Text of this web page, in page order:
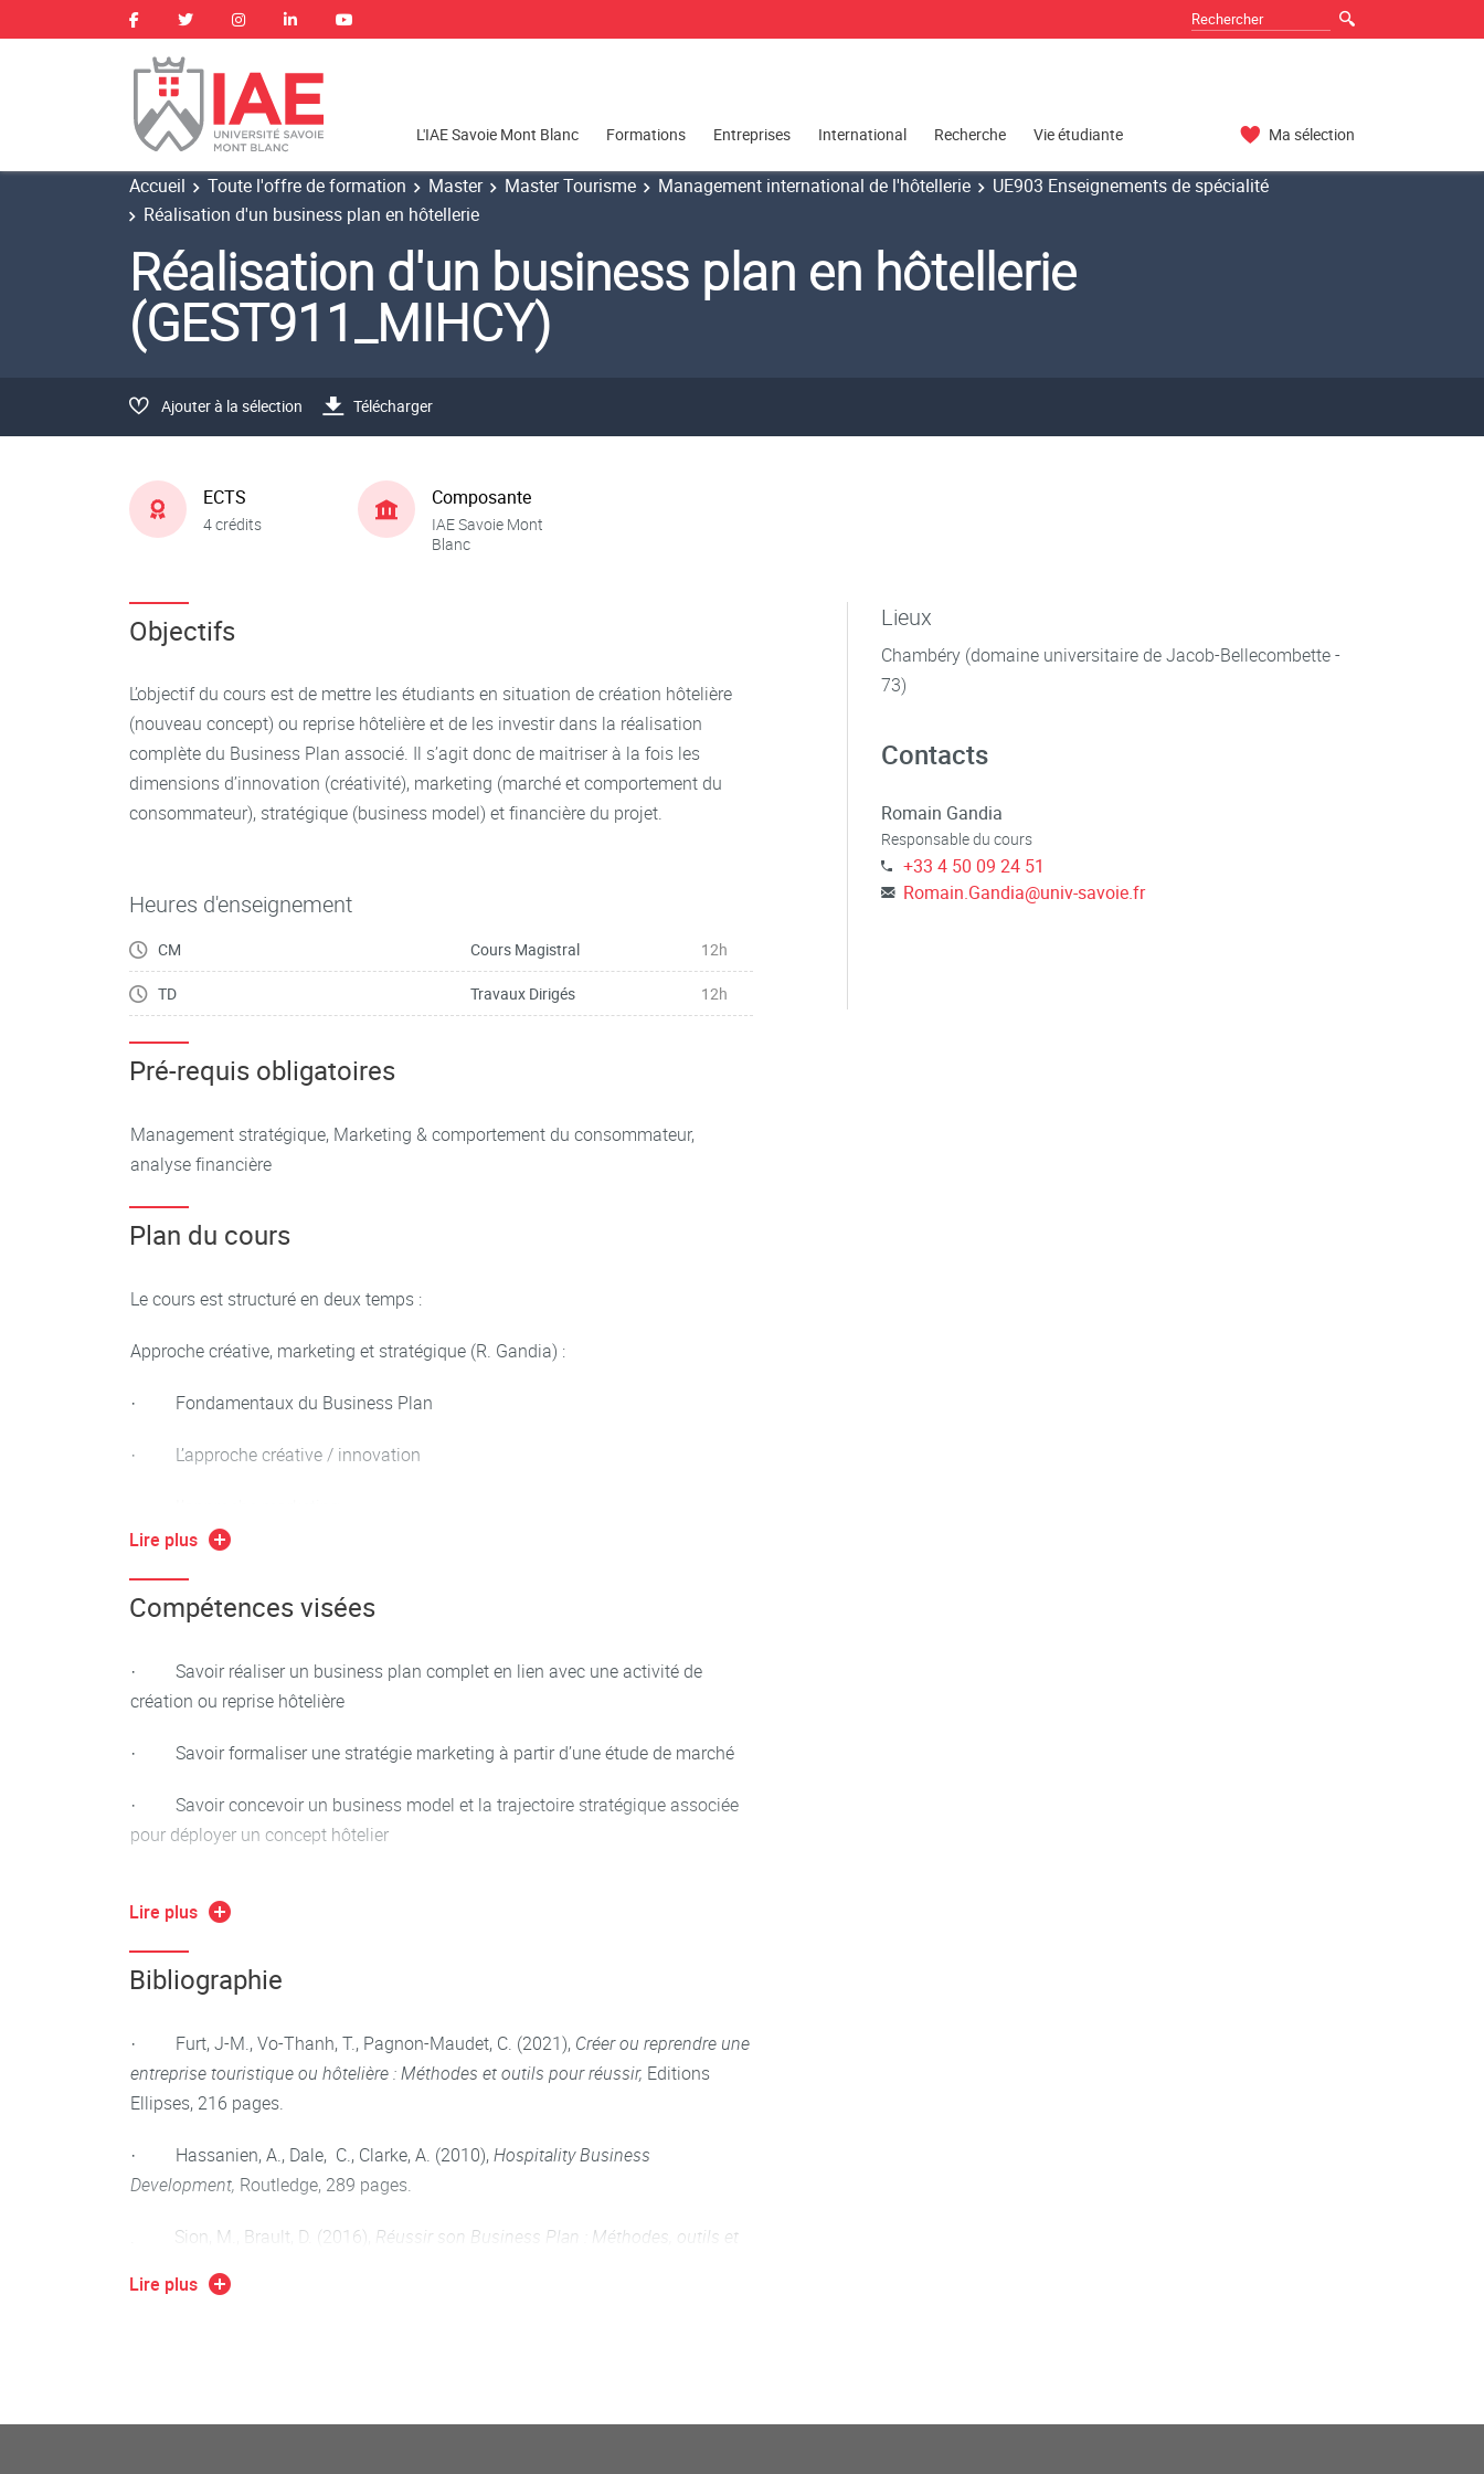
L'IAE Savoie Mont Blanc Formations Entreprises International Recherche Vie étudiante Ma sélection
Accueil Toute l'offre de formation Master Master Tourisme Management international de l'hôtellerie
UE903 Enseignements de spécialité
Réalisation d'un business plan en hôtellerie
Réalisation d'un business plan en hôtellerie
(GEST911_MIHCY)
Ajouter à la sélection Télécharger
ECTS
4 crédits
Composante
IAE Savoie Mont
Blanc
Objectifs
L’objectif du cours est de mettre les étudiants en situation de création hôtelière
(nouveau concept) ou reprise hôtelière et de les investir dans la réalisation
complète du Business Plan associé. Il s’agit donc de maitriser à la fois les
dimensions d’innovation (créativité), marketing (marché et comportement du
consommateur), stratégique (business model) et financière du projet.
Heures d'enseignement
CM Cours Magistral 12h
TD Travaux Dirigés 12h
Pré-requis obligatoires
Management stratégique, Marketing & comportement du consommateur,
analyse financière
Plan du cours
Le cours est structuré en deux temps :
Approche créative, marketing et stratégique (R. Gandia) :
· Fondamentaux du Business Plan
· L’approche créative / innovation
· L’approche stratégique
Lire plus
Compétences visées
· Savoir réaliser un business plan complet en lien avec une activité de
création ou reprise hôtelière
· Savoir formaliser une stratégie marketing à partir d’une étude de marché
· Savoir concevoir un business model et la trajectoire stratégique associée
pour déployer un concept hôtelier
financièrement le projet de création ou reprise hôtelière
Lire plus
Bibliographie
· Furt, J-M., Vo-Thanh, T., Pagnon-Maudet, C. (2021), Créer ou reprendre une
entreprise touristique ou hôtelière : Méthodes et outils pour réussir, Editions
Ellipses, 216 pages.
· Hassanien, A., Dale, C., Clarke, A. (2010), Hospitality Business
Development, Routledge, 289 pages.
. Sion, M., Brault, D. (2016), Réussir son Business Plan : Méthodes, outils et
Lire plus
Lieux
Chambéry (domaine universitaire de Jacob-Bellecombette -
73)
Contacts
Romain Gandia
Responsable du cours
+33 4 50 09 24 51
Romain.Gandia@univ-savoie.fr